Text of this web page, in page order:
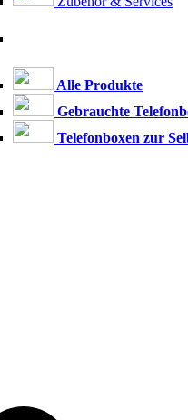
Alle Produkte
Gebrauchte
Telefonboxen zur